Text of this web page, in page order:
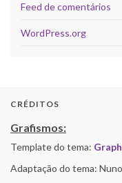
Feed de comentários
WordPress.org
CRÉDITOS
Grafismos:
Template do tema:
Adaptação do tema: